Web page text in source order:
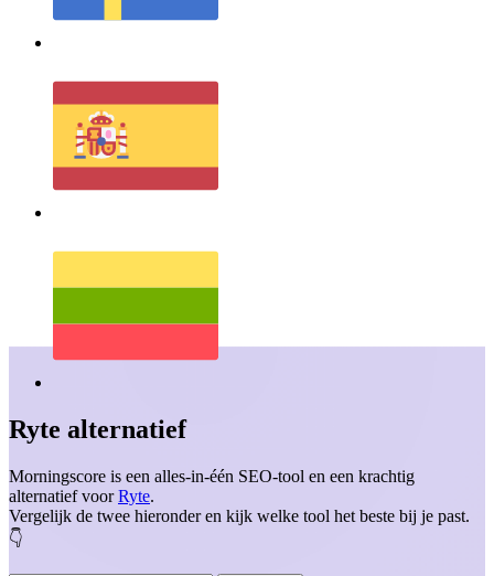
Ryte alternatief
Morningscore is een alles-in-één SEO-tool en een krachtig
alternatief voorRyte.
Vergelijk de twee hieronder en kijk welke tool het beste bij je past.
👇️